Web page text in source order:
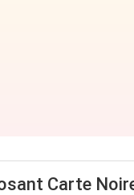
Carte